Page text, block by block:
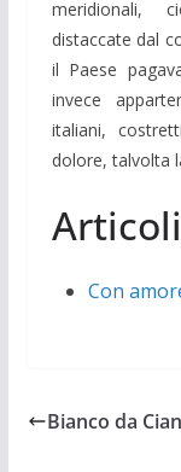
meridionali,
distaccate dal
il Paese
invece
italiani,
dolore, talvolta
Con
Bianco da